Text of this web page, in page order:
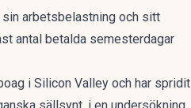
sin arbetsbelastning och sitt
antal betalda semesterdagar
i Silicon Valley och har spridit